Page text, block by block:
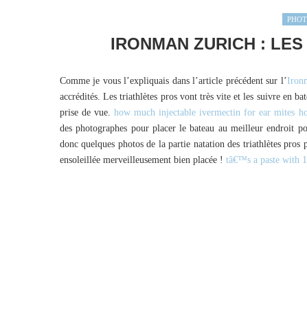
IRONMAN ZURICH :
Comme je vous l’expliquais dans l’article précédent sur l’
accrédités. Les triathlètes pros vont très vite et les suivre en
prise de vue.how much injectable ivermectin for ear mites
des photographes pour placer le bateau au meilleur endroit
donc quelques photos de la partie natation des triathlètes
ensoleillée merveilleusement bien placée ! tâ€™s a paste with